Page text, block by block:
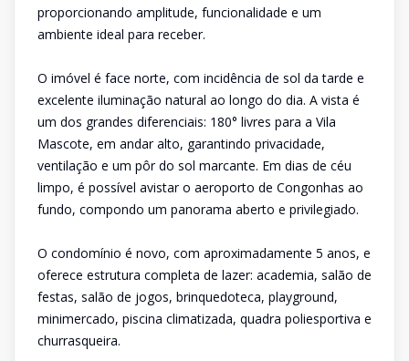
proporcionando amplitude, funcionalidade e um
ambiente ideal para receber.
O imóvel é face norte, com incidência de sol da tarde e
excelente iluminação natural ao longo do dia. A vista é
um dos grandes diferenciais: 180° livres para a Vila
Mascote, em andar alto, garantindo privacidade,
ventilação e um pôr do sol marcante. Em dias de céu
limpo, é possível avistar o aeroporto de Congonhas ao
fundo, compondo um panorama aberto e privilegiado.
O condomínio é novo, com aproximadamente 5 anos, e
oferece estrutura completa de lazer: academia, salão de
festas, salão de jogos, brinquedoteca, playground,
minimercado, piscina climatizada, quadra poliesportiva e
churrasqueira.